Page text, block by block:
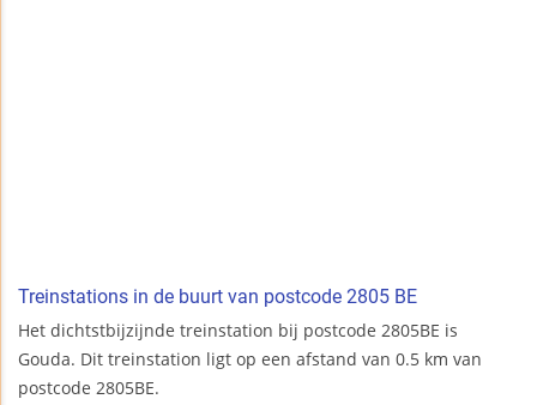
Treinstations in de buurt van postcode 2805 BE
Het dichtstbijzijnde treinstation bij postcode 2805BE is
Gouda. Dit treinstation ligt op een afstand van 0.5 km van
postcode 2805BE.